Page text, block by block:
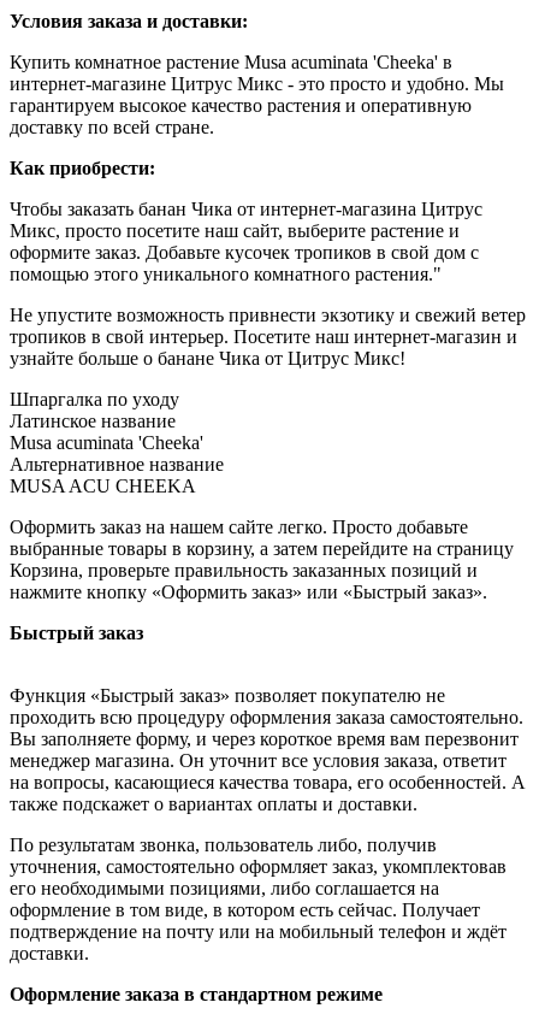
Условия заказа и доставки:
Купить комнатное растение Musa acuminata 'Cheeka' в
интернет-магазине Цитрус Микс - это просто и удобно. Мы
гарантируем высокое качество растения и оперативную
доставку по всей стране.
Как приобрести:
Чтобы заказать банан Чика от интернет-магазина Цитрус
Микс, просто посетите наш сайт, выберите растение и
оформите заказ. Добавьте кусочек тропиков в свой дом с
помощью этого уникального комнатного растения."
Не упустите возможность привнести экзотику и свежий ветер
тропиков в свой интерьер. Посетите наш интернет-магазин и
узнайте больше о банане Чика от Цитрус Микс!
Шпаргалка по уходу
Латинское название
Musa acuminata 'Cheeka'
Альтернативное название
MUSA ACU CHEEKA
Оформить заказ на нашем сайте легко. Просто добавьте
выбранные товары в корзину, а затем перейдите на страницу
Корзина, проверьте правильность заказанных позиций и
нажмите кнопку «Оформить заказ» или «Быстрый заказ».
Быстрый заказ
Функция «Быстрый заказ» позволяет покупателю не
проходить всю процедуру оформления заказа самостоятельно.
Вы заполняете форму, и через короткое время вам перезвонит
менеджер магазина. Он уточнит все условия заказа, ответит
на вопросы, касающиеся качества товара, его особенностей. А
также подскажет о вариантах оплаты и доставки.
По результатам звонка, пользователь либо, получив
уточнения, самостоятельно оформляет заказ, укомплектовав
его необходимыми позициями, либо соглашается на
оформление в том виде, в котором есть сейчас. Получает
подтверждение на почту или на мобильный телефон и ждёт
доставки.
Оформление заказа в стандартном режиме